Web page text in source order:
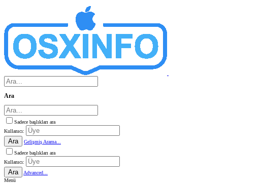
Ara
Sadece başlıkları ara
Kullanıcı:
Ara
Gelişmiş Arama...
Sadece başlıkları ara
Kullanıcı:
Ara
Advanced...
Menü